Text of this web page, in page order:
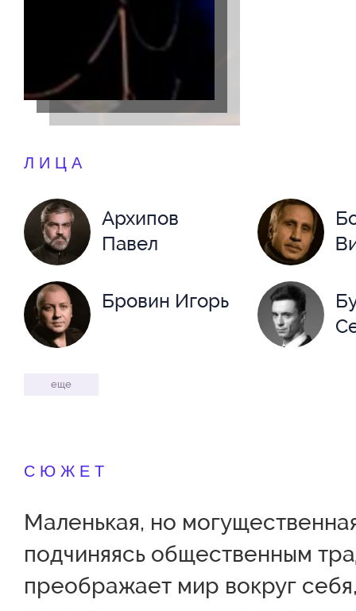
ЛИЦА
Архипов
Павел
Бровин Игорь
Дарин Кирилл
Емельянова
еще
СЮЖЕТ
Маленькая, но
подчиняясь общественным
преображает мир вокруг